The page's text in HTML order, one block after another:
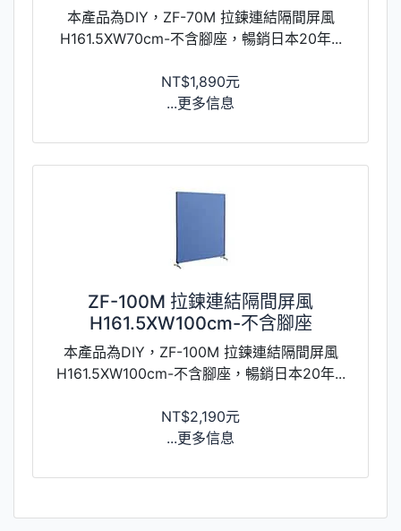
本產品為DIY，ZF-70M 拉鍊連結隔間屏風
H161.5XW70cm-不含腳座，暢銷日本20年...
NT$1,890元
...更多信息
ZF-100M 拉鍊連結隔間屏風
H161.5XW100cm-不含腳座
本產品為DIY，ZF-100M 拉鍊連結隔間屏風
H161.5XW100cm-不含腳座，暢銷日本20年...
NT$2,190元
...更多信息